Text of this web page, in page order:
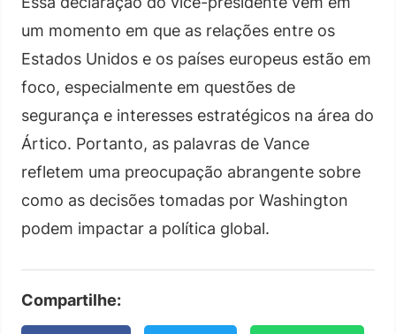
um momento em que as relações entre os
Estados Unidos e os países europeus estão em
foco, especialmente em questões de
segurança e interesses estratégicos na área do
Ártico. Portanto, as palavras de Vance
refletem uma preocupação abrangente sobre
como as decisões tomadas por Washington
podem impactar a política global.
Compartilhe: